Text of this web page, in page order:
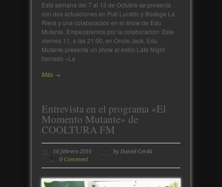
Esta semana del 7 al 13 de Octubre se presenta
con dos actuaciones en Pub Lunàtic y Bodega La
Riera y una colaboración en el show de Edu
Mutante. Empezaremos por la colaboración: Este
viernes 11, a las 21:00, en Oncle Jack, Edu
Mutante presenta un show al estilo Late Night
llamado «La
Más →
Entrevista en el programa «El
Momento Mutante» de
COOLTURA FM
16 febrero 2016
by Daniel Cerdà
0 Comment